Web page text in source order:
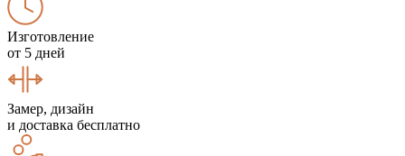
Изготовление
от 5 дней
Замер, дизайн
и доставка бесплатно